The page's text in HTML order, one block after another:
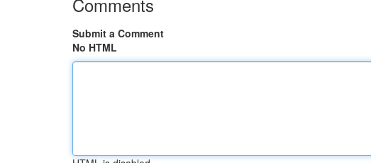
Submit a Comment
No HTML